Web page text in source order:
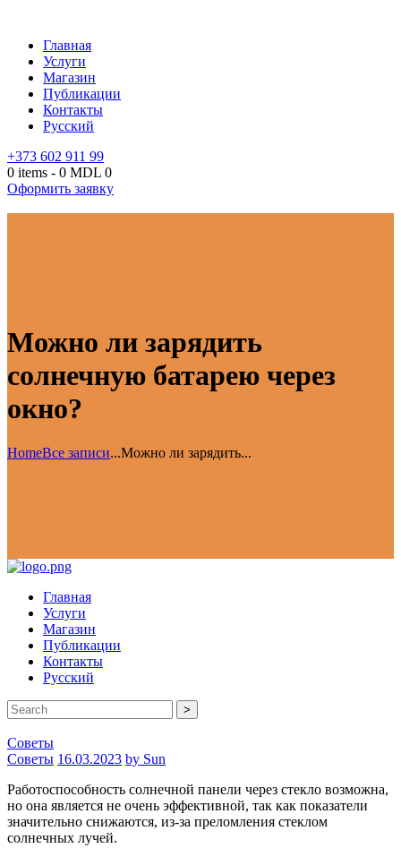
Главная
Услуги
Магазин
Публикации
Контакты
Русский
+373 602 911 99
0 items - 0 MDL 0
Оформить заявку
Можно ли зарядить
солнечную батарею через
окно?
HomeВсе записи...Можно ли зарядить...
Главная
Услуги
Магазин
Публикации
Контакты
Русский
>
Советы
Советы 16.03.2023 by Sun
Работоспособность солнечной панели через стекло возможна,
но она является не очень эффективной, так как показатели
значительно снижаются, из-за преломления стеклом
солнечных лучей.